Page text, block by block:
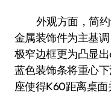
外观方面，简
金属装饰件为主基
极窄边框更为凸显
蓝色装饰条将重心
座使得K60距离桌